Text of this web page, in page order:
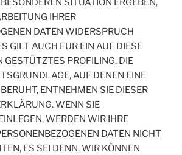
SITUATION ERGEBEN,
IHRER
DATEN WIDERSPRUCH
GILT AUCH FÜR EIN AUF DIESE
GESTÜTZTES PROFILING. DIE
AUF DENEN EINE
ENTNEHMEN SIE DIESER
WENN SIE
WERDEN WIR IHRE
DATEN NICHT
ES SEI DENN, WIR KÖNNEN